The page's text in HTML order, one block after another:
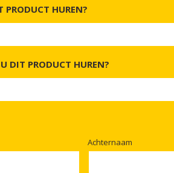
HUREN?
DIT PRODUCT HUREN?
Achternaam